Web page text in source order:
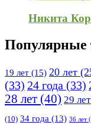
Никита
Популярные
19 лет (15) 20 лет
(33) 24 года (33)
28 лет (40) 29 лет
(10) 34 года (13) 36 лет